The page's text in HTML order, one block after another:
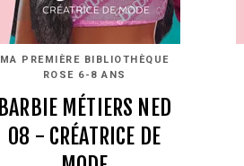
MA PREMIÈRE BIBLIOTHÈQUE
ROSE 6-8 ANS
BARBIE MÉTIERS NED
08 - CRÉATRICE DE